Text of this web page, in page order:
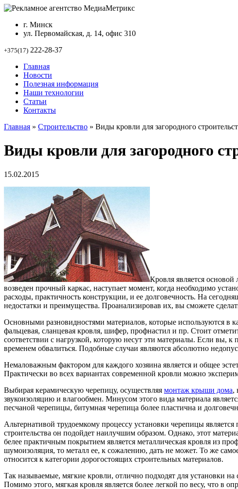
г. Минск
ул. Первомайская, д. 14, офис 310
+375(17) 222-28-37
Главная
Новости
Полезная информация
Наши технологии
Статьи
Контакты
Главная » Строительство » Виды кровли для загородного
Виды кровли для загородного
15.02.2015
Кровля является
возведен прочный каркас, наступает момент, когда необходимо
расходы, практичность конструкции, и ее долговечность. На
недостатки и преимущества. Проанализировав их, вы сможете
Основными разновидностями материалов, которые используются в
фальцевая, сланцевая кровля, шифер, профнастил и пр. Стоит
соответствии с нагрузкой, которую несут эти материалы. Если вы,
временем обвалиться. Подобные случаи являются абсолютно
Немаловажным фактором для каждого хозяина является и общее
Практически во всех вариантах современной кровли можно
Выбирая керамическую черепицу, осуществляя монтаж крыши дома,
звукоизоляцию и влагообмен. Минусом этого вида материала
песчаной черепицы, битумная черепица более пластична и
Альтернативой трудоемкому процессу установки черепицы
строительства он подойдет наилучшим образом. Однако, этот
белее практичным покрытием является металлическая кровля из
шумоизоляция, то металл ее, к сожалению, дать не может. То же
относится к категории дорогостоящих строительных материалов.
Так называемые, мягкие кровли, отлично подходят для установки
Помимо этого, мягкая кровля является более легкой по весу, что в